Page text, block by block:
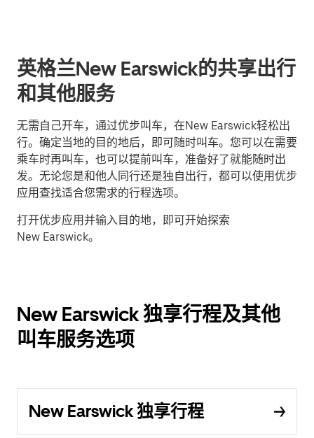
英格兰New Earswick的共享出行
和其他服务
无需自己开车，通过优步叫车，在New Earswick轻松出
行。确定当地的目的地后，即可随时叫车。您可以在需要
乘车时再叫车，也可以提前叫车，准备好了就能随时出
发。无论您是和他人同行还是独自出行，都可以使用优步
应用查找适合您需求的行程选项。
打开优步应用并输入目的地，即可开始探索
New Earswick。
New Earswick 独享行程及其他
叫车服务选项
New Earswick 独享行程